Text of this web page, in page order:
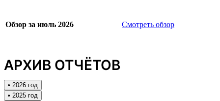
Обзор за июль 2026 Смотреть обзор
АРХИВ ОТЧЁТОВ
• 2026 год
• 2025 год